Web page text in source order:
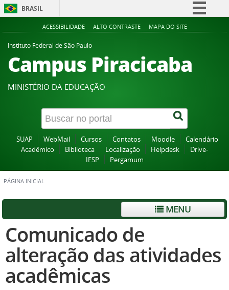
BRASIL
Simplifique!
Participe
Acesso à informação
Canais
ACESSIBILIDADE ALTO CONTRASTE MAPA DO SITE
Instituto Federal de São Paulo
Campus Piracicaba
MINISTÉRIO DA EDUCAÇÃO
SUAP WebMail Cursos Contatos Moodle
Calendário
Acadêmico
Biblioteca Localização Helpdesk
Drive-
IFSP
Pergamum
PÁGINA INICIAL
MENU
Comunicado de
alteração das atividades
acadêmicas